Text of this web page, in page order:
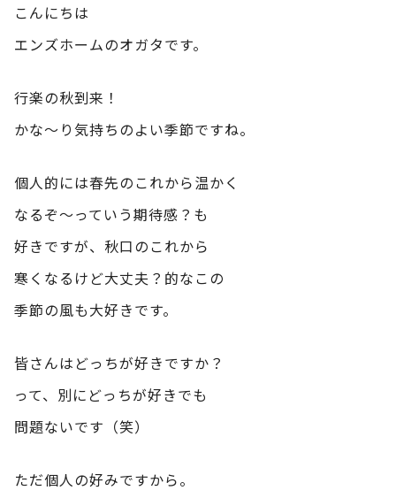
こんにちは
エンズホームのオガタです。
行楽の秋到来！
かな～り気持ちのよい季節ですね。
個人的には春先のこれから温かく
なるぞ～っていう期待感？も
好きですが、秋口のこれから
寒くなるけど大丈夫？的なこの
季節の風も大好きです。
皆さんはどっちが好きですか？
って、別にどっちが好きでも
問題ないです（笑）
ただ個人の好みですから。